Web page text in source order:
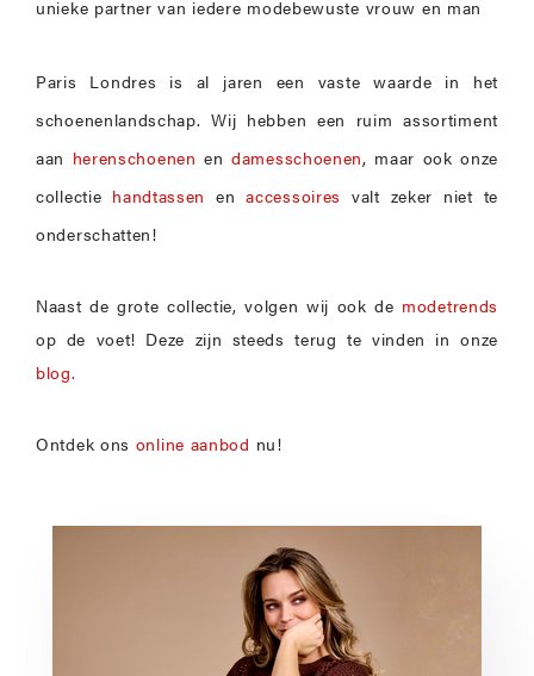
unieke partner van iedere modebewuste vrouw en man
Paris Londres is al jaren een vaste waarde in het
schoenenlandschap. Wij hebben een ruim assortiment
aan herenschoenen endamesschoenen, maar ook onze
collectie handtassen enaccessoires valt zeker niet te
onderschatten!
Naast de grote collectie, volgen wij ook de modetrends
op de voet! Deze zijn steeds terug te vinden in onze
blog.
Ontdek ons online aanbod nu!